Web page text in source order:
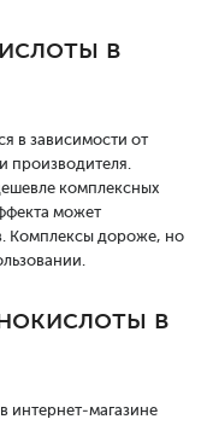
в
в зависимости от
производителя.
комплексных
может
Комплексы дороже, но
в
интернет-магазине